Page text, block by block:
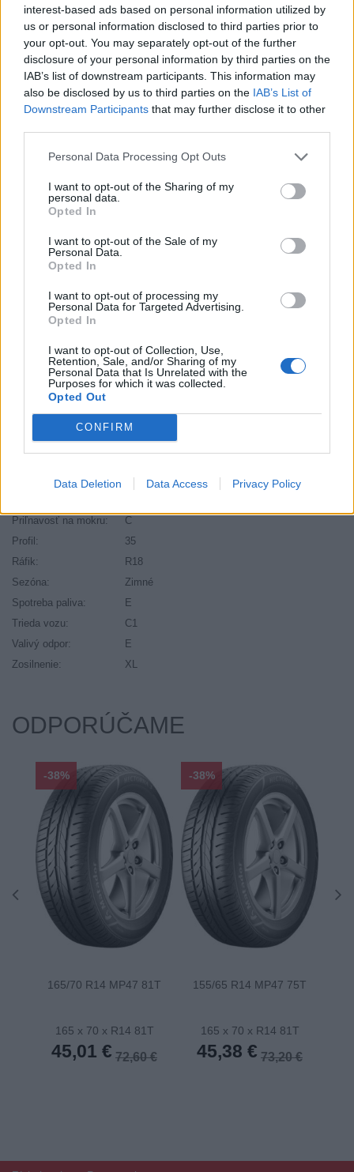
interest-based ads based on personal information utilized by
us or personal information disclosed to third parties prior to
your opt-out. You may separately opt-out of the further
disclosure of your personal information by third parties on the
IAB’s list of downstream participants. This information may
also be disclosed by us to third parties on the IAB’s List of
Downstream Participants that may further disclose it to other
Personal Data Processing Opt Outs
I want to opt-out of the Sharing of my
personal data.
Opted In
I want to opt-out of the Sale of my
Personal Data.
Opted In
I want to opt-out of processing my
Personal Data for Targeted Advertising.
Opted In
I want to opt-out of Collection, Use,
Retention, Sale, and/or Sharing of my
Personal Data that Is Unrelated with the
Purposes for which it was collected.
Opted Out
CONFIRM
Data Deletion Data Access Privacy Policy
459,00 €
Séria/Značka:
Pirelli
Hmotnosť:
35 cm
Brzdiaca vzdialenosť:
TL
EU smernica:
1222/2009
Hlučnosť:
Hlučnosť typ:
2
Index:
18
Priľnavosť na mokru:
C
Profil:
35
Ráfik:
R18
Sezóna:
Zimné
Spotreba paliva:
E
Trieda vozu:
C1
Valivý odpor:
E
Zosilnenie:
XL
ODPORÚČAME
-38%
165/70 R14 MP47 81T
165 x 70 x R14 81T
45,01 € 72,60 €
-38%
155/65 R14 MP47 75T
165 x 70 x R14 81T
45,38 € 73,20 €